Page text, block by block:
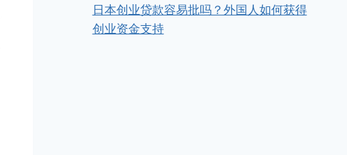
日本创业贷款容易批吗？外国人如何获得
创业资金支持